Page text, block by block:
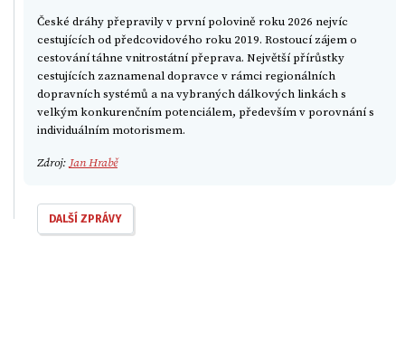
České dráhy přepravily v první polovině roku 2026 nejvíc
cestujících od předcovidového roku 2019. Rostoucí zájem o
cestování táhne vnitrostátní přeprava. Největší přírůstky
cestujících zaznamenal dopravce v rámci regionálních
dopravních systémů a na vybraných dálkových linkách s
velkým konkurenčním potenciálem, především v porovnání s
individuálním motorismem.
Zdroj: Jan Hrabě
DALŠÍ ZPRÁVY